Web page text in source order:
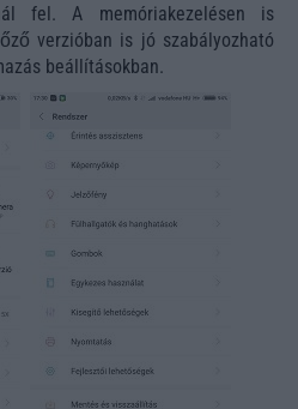
fel. A memóriakezelésen is
verzióban is jó szabályozható
beállításokban.